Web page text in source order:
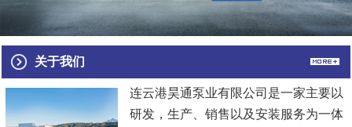
关于我们
连云港昊通泵业有限公司是一家主要以
研发，生产、销售以及安装服务为一体